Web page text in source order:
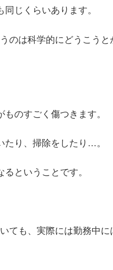
じくらいあります。
のは科学的にどうこう
のすごく傷つきます。
たり、掃除をしたり…。
ということです。
ても、実際には勤務中